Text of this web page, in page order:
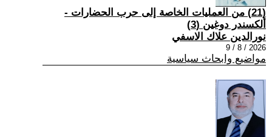
(21) من العمليات الخاصة إلى حرب الحضارات -
ألكسندر دوغين (3)
نورالدين علاك الاسفي
2026 / 8 / 9
مواضيع وابحاث سياسية